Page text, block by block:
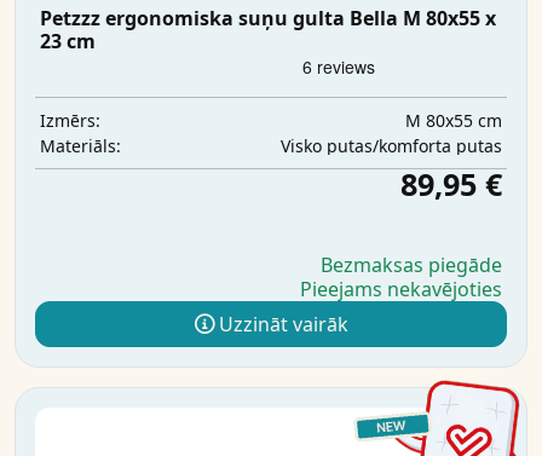
Petzzz ergonomiska suņu gulta Bella M 80x55 x
23 cm
Izmērs:
M 80x55 cm
Materiāls:
Visko putas/komforta putas
89,95 €
Bezmaksas piegāde
Pieejams nekavējoties
Uzzināt vairāk